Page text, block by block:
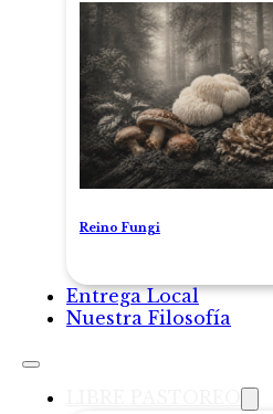
Reino Fungi
Entrega Local
Nuestra Filosofía